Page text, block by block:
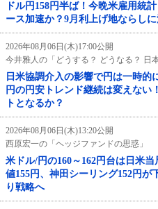
ドル円158円半ば！今晩米雇用統
ース加速か？9月利上げ地ならしに
2026年08月06日(木)17:00公開
今井雅人の「どうする？ どうなる？ 日
日米協調介入の影響で円は一時的
円の円安トレンド継続は変えない
トとなるか？
2026年08月06日(木)13:20公開
西原宏一の「ヘッジファンドの思惑」
米ドル/円の160～162円台は日米
値155円、神田シーリング152円
り戦略へ